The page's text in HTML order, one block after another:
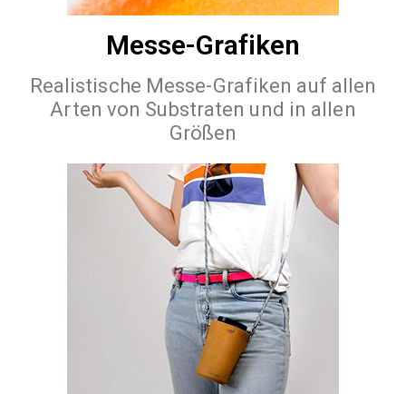
Messe-Grafiken
Realistische Messe-Grafiken auf allen
Arten von Substraten und in allen
Größen